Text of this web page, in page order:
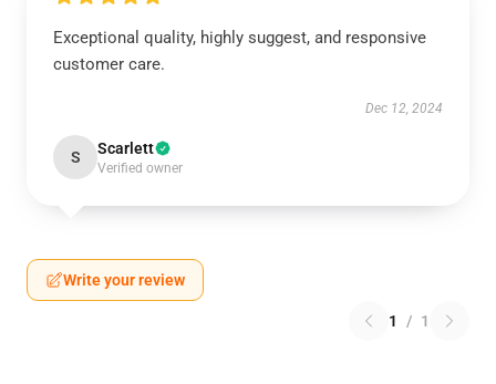
Exceptional quality, highly suggest, and responsive
customer care.
Dec 12, 2024
S Scarlett
Verified owner
Write your review
1 / 1